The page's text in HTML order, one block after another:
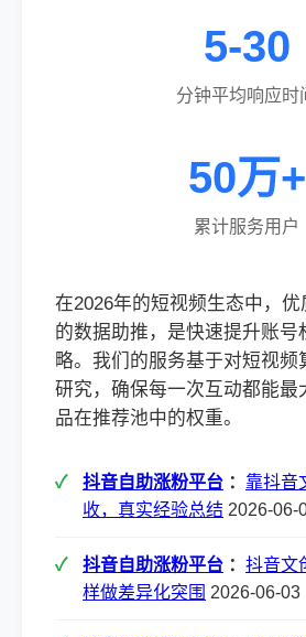
5-30
分钟平均响应时
50万+
累计服务用户
在2026年的短视频生态中，
的数据助推，是快速提升账号
略。我们的服务基于对短视频
研究，确保每一次互动都能最
品在推荐池中的权重。
抖音自助涨粉平台 ： 靠抖音
收，真实经验总结 2026-06-
抖音自助涨粉平台 ： 抖音文
样做差异化突围 2026-06-03